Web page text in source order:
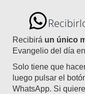
Recibirá un único
Evangelio del día
Solo tiene que
luego pulsar el
WhatsApp. Si